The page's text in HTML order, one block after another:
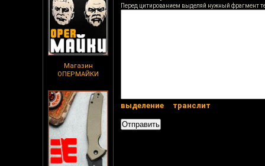
Магазин
ОПЕРМАЙКИ
Перед цитированием выделяй нужный фрагмент
выделение транслит